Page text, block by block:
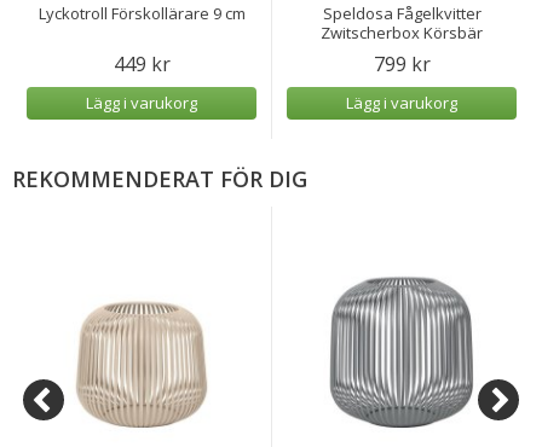
Lyckotroll Förskollärare 9 cm
449 kr
Lägg i varukorg
Speldosa Fågelkvitter
Zwitscherbox Körsbär
799 kr
Lägg i varukorg
REKOMMENDERAT FÖR DIG